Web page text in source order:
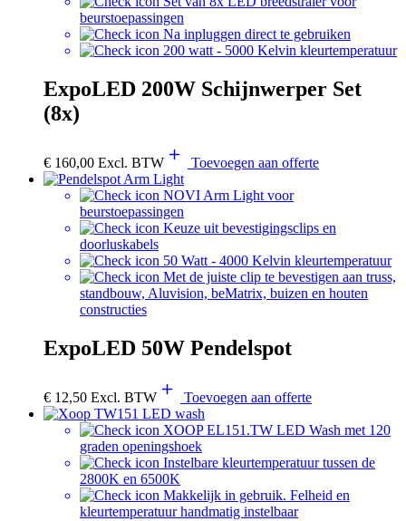
beurstoepassingen
Na inpluggen direct te gebruiken
200 watt - 5000 Kelvin kleurtemperatuur
ExpoLED 200W Schijnwerper Set
(8x)
€ 160,00 Excl. BTW Toevoegen aan offerte
NOVI Arm Light voor
beurstoepassingen
Keuze uit bevestigingsclips en
doorluskabels
50 Watt - 4000 Kelvin kleurtemperatuur
Met de juiste clip te bevestigen aan truss,
standbouw, Aluvision, beMatrix, buizen en houten
constructies
ExpoLED 50W Pendelspot
€ 12,50 Excl. BTW Toevoegen aan offerte
XOOP EL151.TW LED Wash met 120
graden openingshoek
Instelbare kleurtemperatuur tussen de
2800K en 6500K
Makkelijk in gebruik. Felheid en
kleurtemperatuur handmatig instelbaar